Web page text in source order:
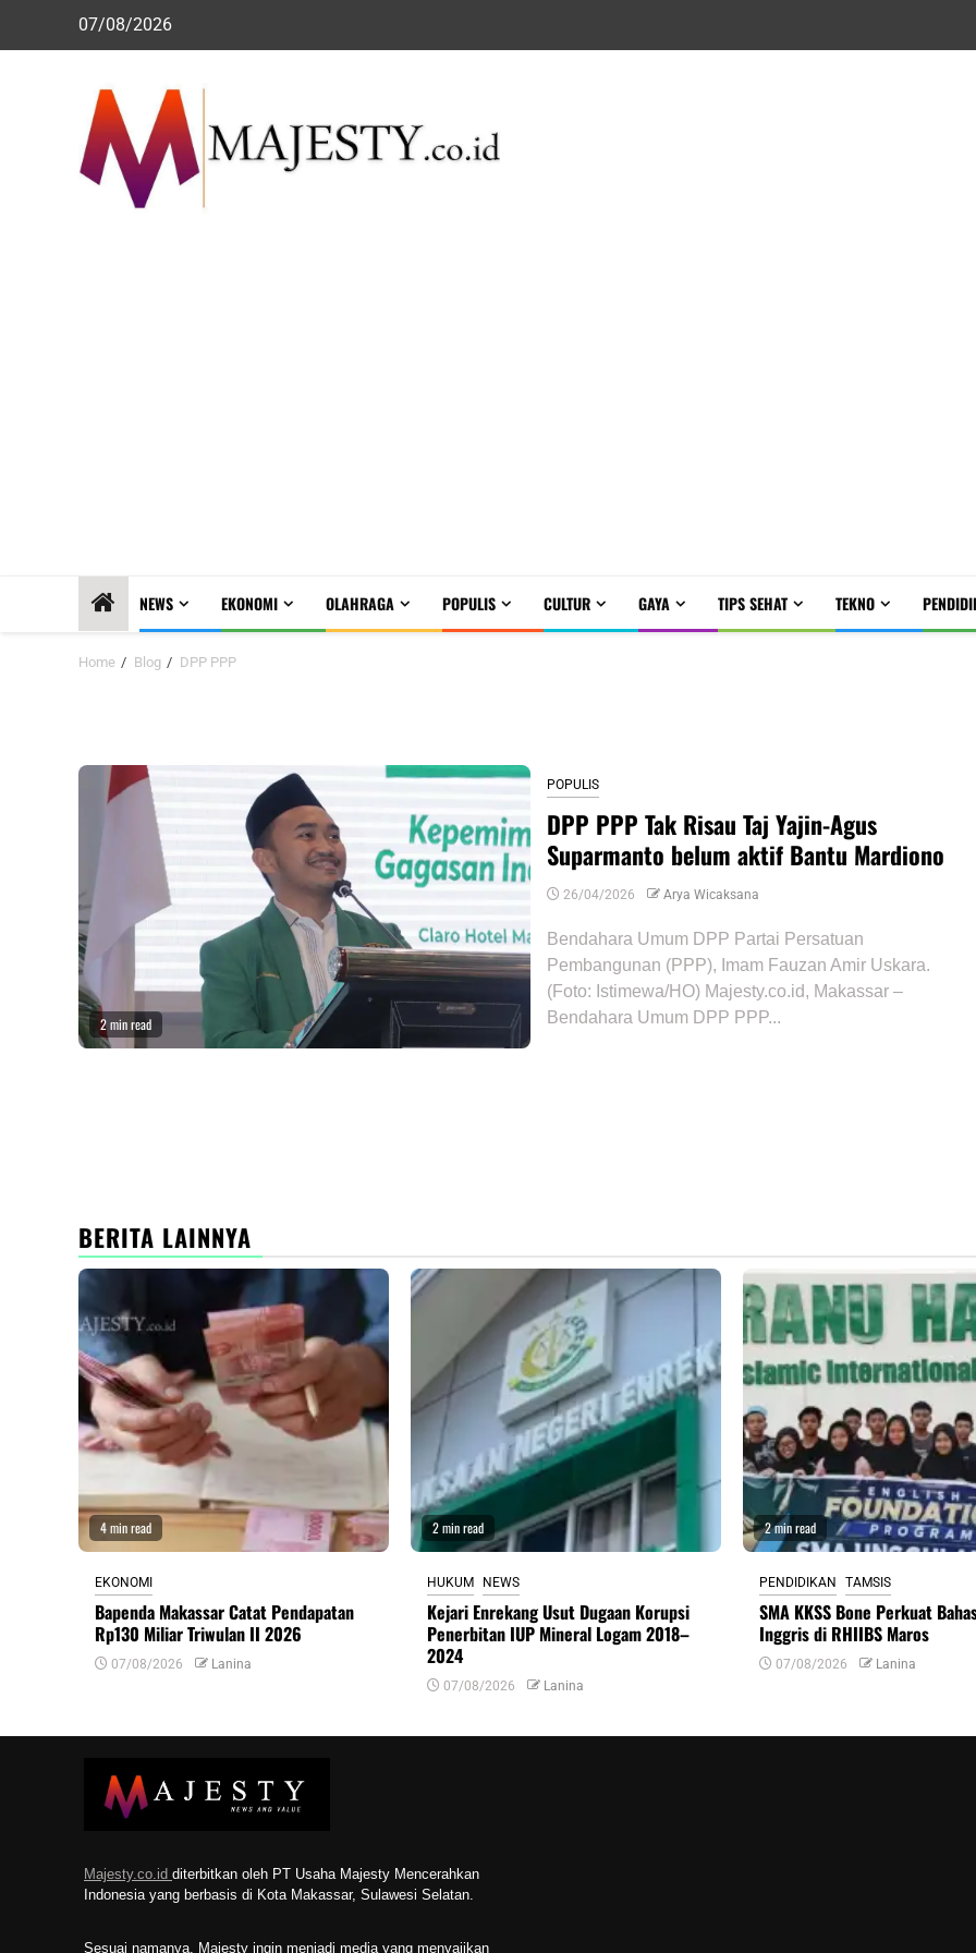
07/08/2026
NEWS EKONOMI OLAHRAGA POPULIS CULTUR GAYA TIPS SEHAT TEKNO
Home Blog DPP PPP
2 min read
POPULIS
DPP PPP Tak Risau Taj Yajin-Agus
Suparmanto belum aktif Bantu Mardiono
26/04/2026 Arya Wicaksana
Bendahara Umum DPP Partai Persatuan
Pembangunan (PPP), Imam Fauzan Amir Uskara.
(Foto: Istimewa/HO) Majesty.co.id, Makassar –
Bendahara Umum DPP PPP...
BERITA LAINNYA
4 min read
EKONOMI
Bapenda Makassar Catat Pendapatan
Rp130 Miliar Triwulan II 2026
07/08/2026 Lanina
2 min read
HUKUM NEWS
Kejari Enrekang Usut Dugaan Korupsi
Penerbitan IUP Mineral Logam 2018–
2024
07/08/2026 Lanina
2 min read
PENDIDIKAN TAMSIS
SMA KKSS Bone Perkuat
Inggris di RHIIBS Maros
07/08/2026 Lanina
Majesty.co.id diterbitkan oleh PT Usaha Majesty Mencerahkan
Indonesia yang berbasis di Kota Makassar, Sulawesi Selatan.
Sesuai namanya, Majesty ingin menjadi media yang menyajikan